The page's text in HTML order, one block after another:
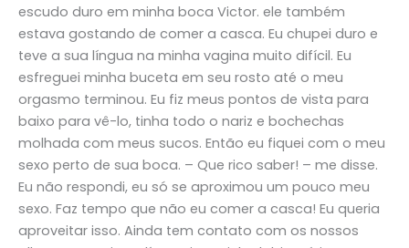
escudo duro em minha boca Victor. ele também
estava gostando de comer a casca. Eu chupei duro e
teve a sua língua na minha vagina muito difícil. Eu
esfreguei minha buceta em seu rosto até o meu
orgasmo terminou. Eu fiz meus pontos de vista para
baixo para vê-lo, tinha todo o nariz e bochechas
molhada com meus sucos. Então eu fiquei com o meu
sexo perto de sua boca. – Que rico saber! – me disse.
Eu não respondi, eu só se aproximou um pouco meu
sexo. Faz tempo que não eu comer a casca! Eu queria
aproveitar isso. Ainda tem contato com os nossos